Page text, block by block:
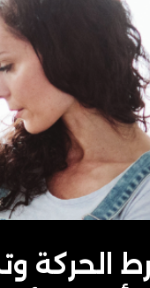
الحركة